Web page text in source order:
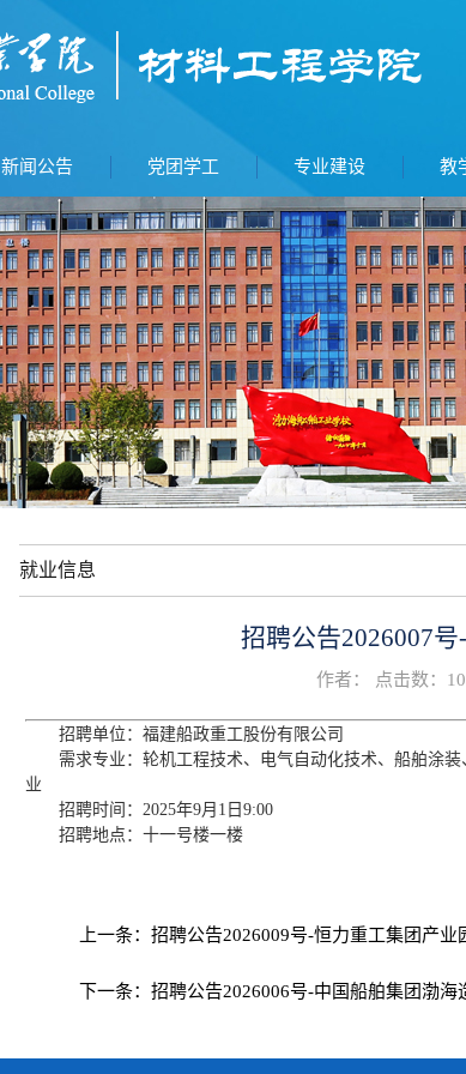
新闻公告 党团学工 专业建设 教
就业信息
招聘公告2026007
作者： 点击数：
招聘单位：福建船政重工股份有限公司
需求专业：轮机工程技术、电气自动化技术、船舶涂
业
招聘时间：2025年9月1日9:00
招聘地点：十一号楼一楼
上一条： 招聘公告2026009号-恒力重工集团产业
下一条： 招聘公告2026006号-中国船舶集团渤海